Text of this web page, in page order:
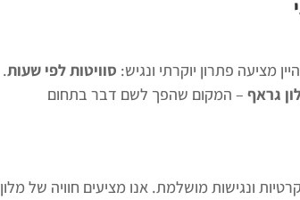
מציעה פתרון יוקרתי ונגיש: סוויטות לפי שעות.
גראף – המקום שהפך לשם דבר בתחום
ונגישות מושלמת. אנו מציעים חוויה של מלון